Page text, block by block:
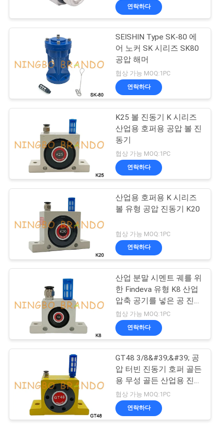
희
요
청
오
COMPANY
NEWS
맵
솔레노이드 밸브 전
기자
495
맥박 제트기 벨브
1184
냉각 솔레노이드 벨
브
압축 공기를 넣은 호
스 이음쇠
연락하다
SEISHIN Type SK-80 에
어 노커 SK 시리즈 SK80
공압 해머
협상 가능 MOQ:1PC
연락하다
K25 볼 진동기 K 시리즈
산업용 호퍼용 공압 볼 진
동기
협상 가능 MOQ:1PC
연락하다
산업용 호퍼용 K 시리즈
볼 유형 공압 진동기 K20
협상 가능 MOQ:1PC
연락하다
산업 분말 시멘트 궤를 위
한 Findeva 유형 K8 산업
압축 공기를 넣은 공 진동
기
협상 가능 MOQ:1PC
연락하다
GT48 3/8&#39;&#39; 공
압 터빈 진동기 호퍼 골든
용 무성 골든 산업용 진동
기
협상 가능 MOQ:1PC
연락하다